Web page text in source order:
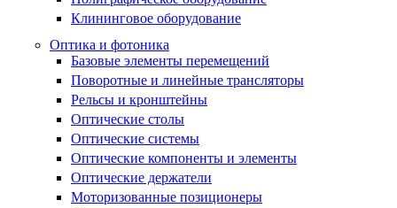
Клининговое оборудование
Оптика и фотоника
Базовые элементы перемещений
Поворотные и линейные трансляторы
Рельсы и кронштейны
Оптические столы
Оптические системы
Оптические компоненты и элементы
Оптические держатели
Моторизованные позиционеры